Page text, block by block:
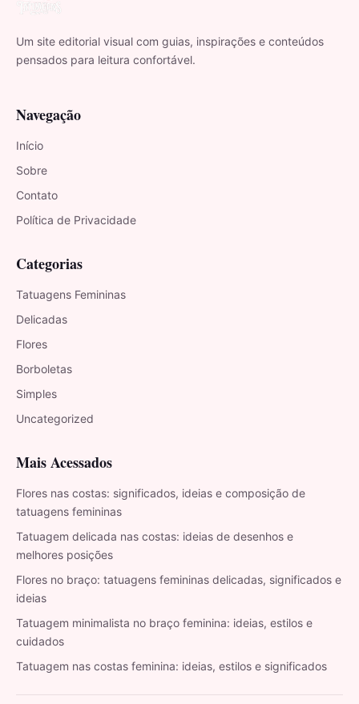
Um site editorial visual com guias, inspirações e conteúdos
pensados para leitura confortável.
Navegação
Início
Sobre
Contato
Política de Privacidade
Categorias
Tatuagens Femininas
Delicadas
Flores
Borboletas
Simples
Uncategorized
Mais Acessados
Flores nas costas: significados, ideias e composição de
tatuagens femininas
Tatuagem delicada nas costas: ideias de desenhos e
melhores posições
Flores no braço: tatuagens femininas delicadas, significados e
ideias
Tatuagem minimalista no braço feminina: ideias, estilos e
cuidados
Tatuagem nas costas feminina: ideias, estilos e significados